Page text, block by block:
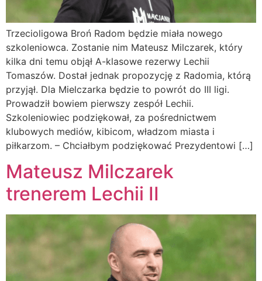
Trzecioligowa Broń Radom będzie miała nowego
szkoleniowca. Zostanie nim Mateusz Milczarek, który
kilka dni temu objął A-klasowe rezerwy Lechii
Tomaszów. Dostał jednak propozycję z Radomia, którą
przyjął. Dla Mielczarka będzie to powrót do III ligi.
Prowadził bowiem pierwszy zespół Lechii.
Szkoleniowiec podziękował, za pośrednictwem
klubowych mediów, kibicom, władzom miasta i
piłkarzom. – Chciałbym podziękować Prezydentowi […]
Mateusz Milczarek
trenerem Lechii II